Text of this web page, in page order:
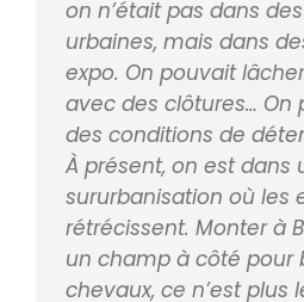
on n’était pas dans
urbaines, mais dans
expo. On pouvait
avec des clôtures… On
des conditions de
À présent, on est dans
sururbanisation où les
rétrécissent. Monter à
un champ à côté pour
chevaux, ce n’est plus